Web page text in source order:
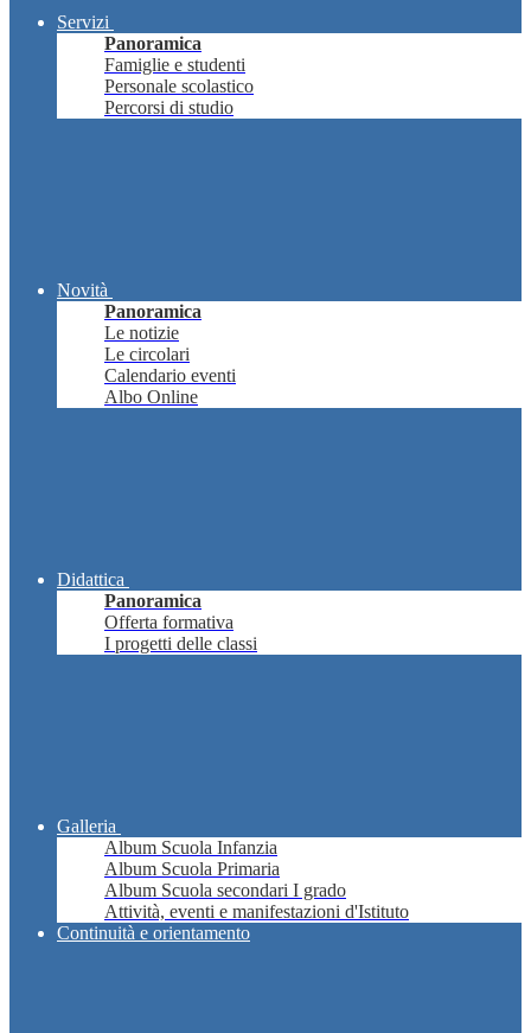
Servizi
Panoramica
Famiglie e studenti
Personale scolastico
Percorsi di studio
Novità
Panoramica
Le notizie
Le circolari
Calendario eventi
Albo Online
Didattica
Panoramica
Offerta formativa
I progetti delle classi
Galleria
Album Scuola Infanzia
Album Scuola Primaria
Album Scuola secondari I grado
Attività, eventi e manifestazioni d'Istituto
Continuità e orientamento